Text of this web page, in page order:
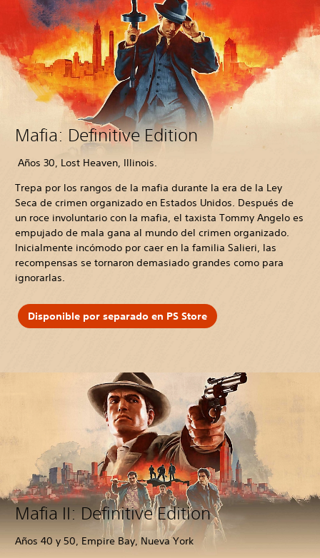
Mafia: Definitive Edition
Años 30, Lost Heaven, Illinois.
Trepa por los rangos de la mafia durante la era de la Ley
Seca de crimen organizado en Estados Unidos. Después de
un roce involuntario con la mafia, el taxista Tommy Angelo es
empujado de mala gana al mundo del crimen organizado.
Inicialmente incómodo por caer en la familia Salieri, las
recompensas se tornaron demasiado grandes como para
ignorarlas.
Disponible por separado en PS Store
Mafia II: Definitive Edition
Años 40 y 50, Empire Bay, Nueva York